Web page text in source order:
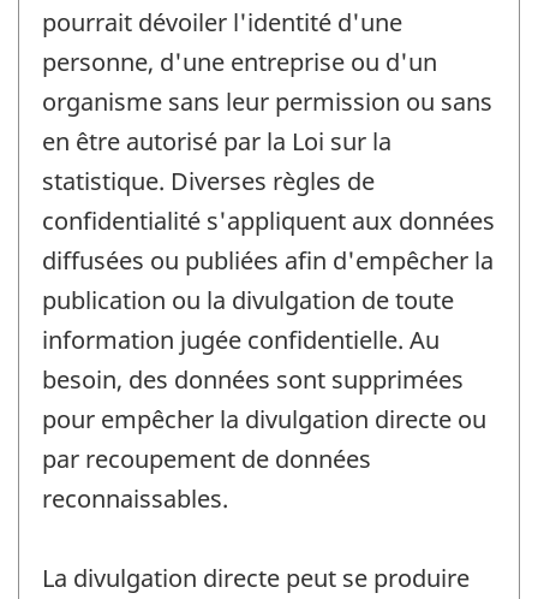
pourrait dévoiler l'identité d'une
personne, d'une entreprise ou d'un
organisme sans leur permission ou sans
en être autorisé par la Loi sur la
statistique. Diverses règles de
confidentialité s'appliquent aux données
diffusées ou publiées afin d'empêcher la
publication ou la divulgation de toute
information jugée confidentielle. Au
besoin, des données sont supprimées
pour empêcher la divulgation directe ou
par recoupement de données
reconnaissables.
La divulgation directe peut se produire